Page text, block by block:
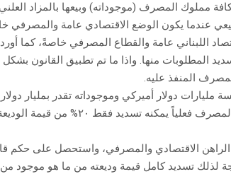
مملوك المصرف (موجوداته) وبيعها بالمزاد
عندما يكون الوضع الاقتصادي عامة والمصرفي
اللبناني عامة والقطاع المصرفي خاصةً، كما
المطلوبات منها. واذا ما تم تطبيق القانون بشكل
المنفذ عليه.
دولار أميركي وموجوداته تقدر بمليار
الموجودات تشكل ٢٠% من المطلوبات، وعليه فإن
الاقتصادي والمصرفي، واستحصل على حكم
لذلك تسديد كامل قيمة وديعته من ما هو موجود